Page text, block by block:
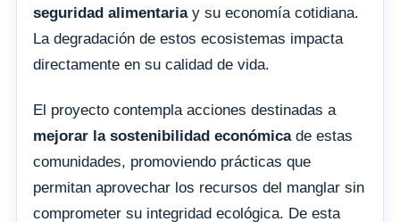
seguridad alimentariay su economía cotidiana.
La degradación de estos ecosistemas impacta
directamente en su calidad de vida.
El proyecto contempla acciones destinadas a
mejorar la sostenibilidad económicade estas
comunidades, promoviendo prácticas que
permitan aprovechar los recursos del manglar sin
comprometer su integridad ecológica. De esta